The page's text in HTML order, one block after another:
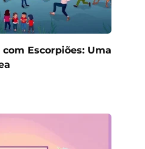
Escorpiões: Uma